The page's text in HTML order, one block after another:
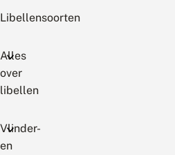
Libellensoorten
Alles
over
libellen
Vlinder-
en